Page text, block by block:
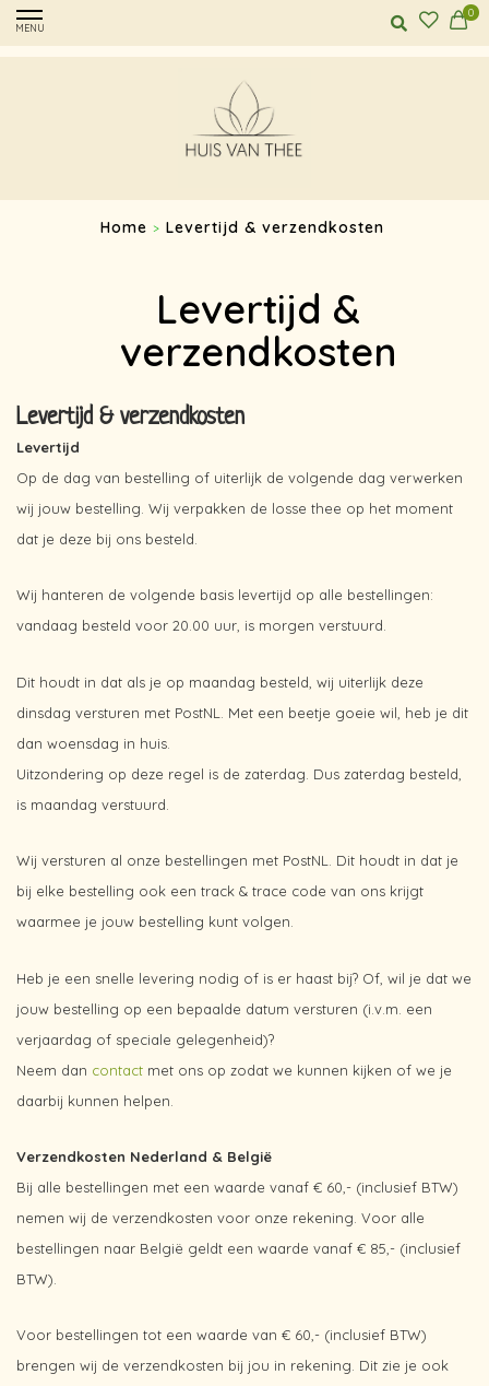
MENU
0
Home > Levertijd & verzendkosten
Levertijd &
verzendkosten
Levertijd & verzendkosten
Levertijd
Op de dag van bestelling of uiterlijk de volgende dag verwerken
wij jouw bestelling. Wij verpakken de losse thee op het moment
dat je deze bij ons besteld.
Wij hanteren de volgende basis levertijd op alle bestellingen:
vandaag besteld voor 20.00 uur, is morgen verstuurd.
Dit houdt in dat als je op maandag besteld, wij uiterlijk deze
dinsdag versturen met PostNL. Met een beetje goeie wil, heb je dit
dan woensdag in huis.
Uitzondering op deze regel is de zaterdag. Dus zaterdag besteld,
is maandag verstuurd.
Wij versturen al onze bestellingen met PostNL. Dit houdt in dat je
bij elke bestelling ook een track & trace code van ons krijgt
waarmee je jouw bestelling kunt volgen.
Heb je een snelle levering nodig of is er haast bij? Of, wil je dat we
jouw bestelling op een bepaalde datum versturen (i.v.m. een
verjaardag of speciale gelegenheid)?
Neem dan contact met ons op zodat we kunnen kijken of we je
daarbij kunnen helpen.
Verzendkosten Nederland & België
Bij alle bestellingen met een waarde vanaf € 60,- (inclusief BTW)
nemen wij de verzendkosten voor onze rekening. Voor alle
bestellingen naar België geldt een waarde vanaf € 85,- (inclusief
BTW).
Voor bestellingen tot een waarde van € 60,- (inclusief BTW)
brengen wij de verzendkosten bij jou in rekening. Dit zie je ook